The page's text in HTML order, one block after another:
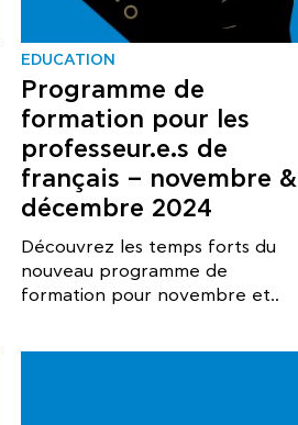
EDUCATION
Programme de
formation pour les
professeur.e.s de
français – novembre &
décembre 2024
Découvrez les temps forts du
nouveau programme de
formation pour novembre et..